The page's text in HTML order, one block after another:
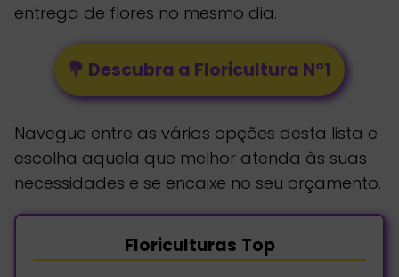
entrega de flores no mesmo dia.
💐 Descubra a Floricultura Nº1
Navegue entre as várias opções desta lista e
escolha aquela que melhor atenda às suas
necessidades e se encaixe no seu orçamento.
Floriculturas Top